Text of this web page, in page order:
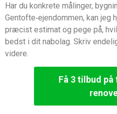
Har du konkrete målinger,
Gentofte‑ejendommen, kan
præcist estimat og pege på,
bedst i dit nabolag. Skriv
videre.
Få 3 tilbud